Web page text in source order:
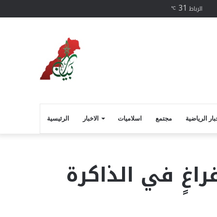
فيسبوك
الرباط 31
℃
الرئيسية الاخبار اسلاميات مجتمع الرياضية
في الذاكرة